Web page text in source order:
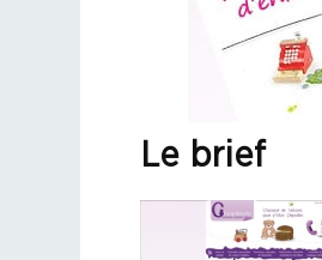
Le brief